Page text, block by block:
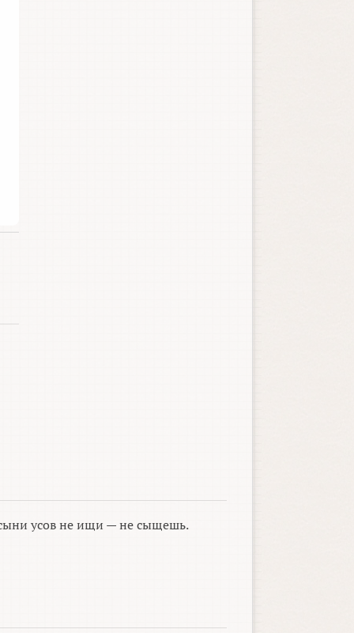
усов не ищи — не сыщешь.